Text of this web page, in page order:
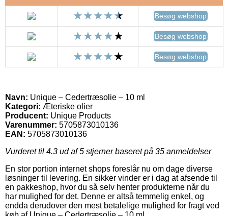
Besøg webshop
Besøg webshop
Besøg webshop
Navn: Unique – Cedertræsolie – 10 ml
Kategori: Æteriske olier
Producent: Unique Products
Varenummer: 5705873010136
EAN: 5705873010136
Vurderet til 4.3 ud af 5 stjerner baseret på 35 anmeldelser
En stor portion internet shops foreslår nu om dage diverse
løsninger til levering. En sikker vinder er i dag at afsende til
en pakkeshop, hvor du så selv henter produkterne når du
har mulighed for det. Denne er altså temmelig enkel, og
endda derudover den mest betalelige mulighed for fragt ved